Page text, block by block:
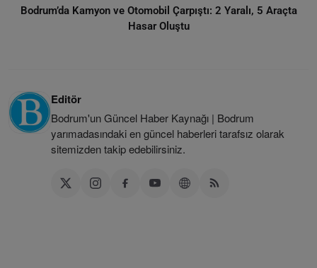
Bodrum’da Kamyon ve Otomobil Çarpıştı: 2 Yaralı, 5 Araçta
Hasar Oluştu
Editör
Bodrum'un Güncel Haber Kaynağı | Bodrum
yarımadasındaki en güncel haberleri tarafsız olarak
sitemizden takip edebilirsiniz.